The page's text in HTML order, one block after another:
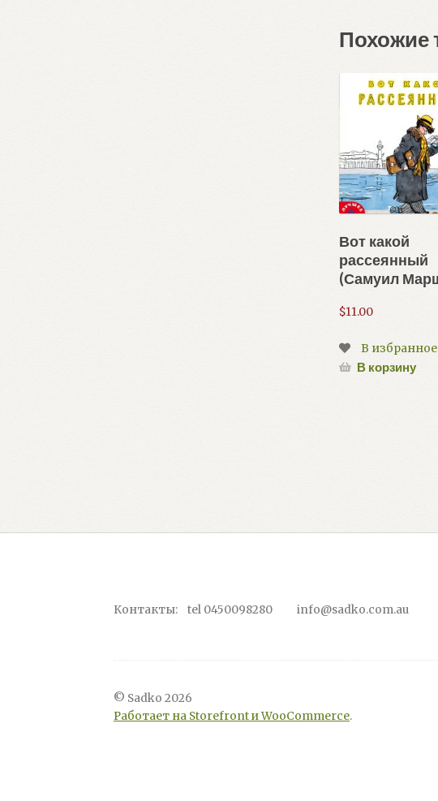
Похожие
Вот какой
рассеянный
(Самуил
$11.00
В избранное
В корзину
Контакты: tel 0450098280 info@sadko.com.au
© Sadko 2026
Работает на Storefront и WooCommerce.